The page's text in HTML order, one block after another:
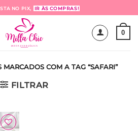
NO PIX, IR ÀS COMPRAS!
0
MARCADOS COM A TAG “SAFARI”
FILTRAR